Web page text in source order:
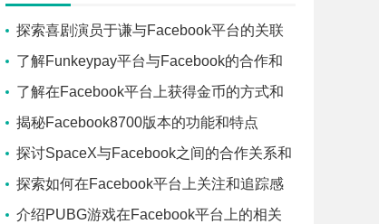
探索喜剧演员于谦与Facebook平台的关联
和活动
了解Funkeypay平台与Facebook的合作和
互动
了解在Facebook平台上获得金币的方式和
用途
揭秘Facebook8700版本的功能和特点
探讨SpaceX与Facebook之间的合作关系和
项目合作
探索如何在Facebook平台上关注和追踪感
兴趣的内容和人物
介绍PUBG游戏在Facebook平台上的相关